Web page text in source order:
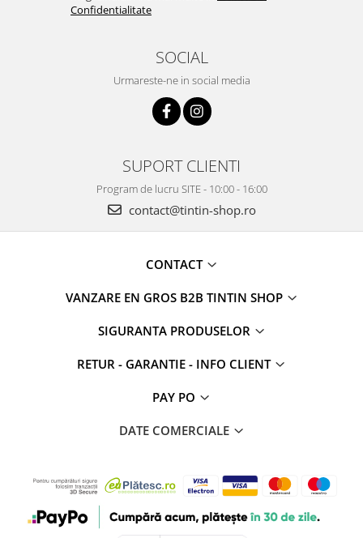
Confidentialitate
SOCIAL
Urmareste-ne in social media
SUPORT CLIENTI
Program de lucru SITE - 10:00 - 16:00
contact@tintin-shop.ro
CONTACT
VANZARE EN GROS B2B TINTIN SHOP
SIGURANTA PRODUSELOR
RETUR - GARANTIE - INFO CLIENT
PAY PO
DATE COMERCIALE